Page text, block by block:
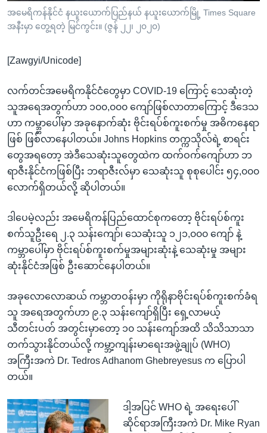
ကြည့်
ရန်
ရန်
သို့
ကျော်
ရန်
အမေရိကန်နိုင်ငံ နယူးယောက်ပြည်နယ် နယူးယောက်မြို့ Times Square
အနီးမှာ တွေ့ရတဲ့ မြင်ကွင်း။ (ဇွန် ၂၂၊ ၂၀၂၀)
[Zawgyi/Unicode]
လက်တင်အမေရိကနိုင်ငံတွေမှာ COVID-19 ကြောင့် သေဆုံးတဲ့
သူအရေအတွက်ဟာ ၁၀၀,၀၀၀ ကျော်ဖြစ်လာတာကြောင့် ဒီဒေသ
ဟာ ကမ္ဘ္ဘာပေါ်မှာ အခုနောက်ဆုံး ဗိုင်းရပ်စ်ကူးစက်မှု အဓိကနေရာ
ဖြစ် ဖြစ်လာနေပါတယ်။ Johns Hopkins တက္ကသိုလ်ရဲ့ စာရင်း
တွေအရတော့ အဲဒီသေဆုံးသူတွေထဲက ထက်ဝက်ကျော်ဟာ ဘ
ရာဇီးနိုင်ငံကဖြစ်ပြီး ဘရာဇီးလ်မှာ သေဆုံးသူ စုစုပေါင်း ၅၄,၀၀၀
လောက်ရှိတယ်လို့ ဆိုပါတယ်။
ဒါပေမဲ့လည်း အမေရိကန်ပြည်ထောင်စုကတော့ ဗိုင်းရပ်စ်ကူး
စက်သူဦးရေ ၂.၃ သန်းကျော်၊ သေဆုံးသူ ၁၂၁,၀၀၀ ကျော် နဲ့
ကမ္ဘာပေါ်မှာ ဗိုင်းရပ်စ်ကူးစက်မှုအများဆုံးနဲ့ သေဆုံးမှု အများ
ဆုံးနိုင်ငံအဖြစ် ဦးဆောင်နေပါတယ်။
အခုလောလောဆယ် ကမ္ဘာတဝန်းမှာ ကိုရိုနာဗိုင်းရပ်စ်ကူးစက်ခံရ
သူ အရေအတွက်ဟာ ၉.၃ သန်းကျော်ရှိပြီး ရှေ့လာမယ့်
သီတင်းပတ် အတွင်းမှာတော့ ၁၀ သန်းကျော်အထိ သိသိသာသာ
တက်သွားနိုင်တယ်လို့ ကမ္ဘာ့ကျန်းမာရေးအဖွဲ့ချုပ် (WHO)
အကြီးအကဲ Dr. Tedros Adhanom Ghebreyesus က ပြောပါ
တယ်။
ဒါ့အပြင် WHO ရဲ့ အရေးပေါ်
ဆိုင်ရာအကြီးအကဲ Dr. Mike Ryan